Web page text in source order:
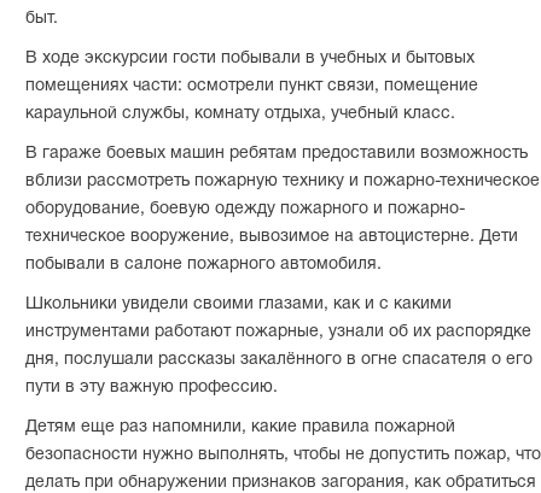
быт.
В ходе экскурсии гости побывали в учебных и бытовых
помещениях части: осмотрели пункт связи, помещение
караульной службы, комнату отдыха, учебный класс.
В гараже боевых машин ребятам предоставили возможность
вблизи рассмотреть пожарную технику и пожарно-техническое
оборудование, боевую одежду пожарного и пожарно-
техническое вооружение, вывозимое на автоцистерне. Дети
побывали в салоне пожарного автомобиля.
Школьники увидели своими глазами, как и с какими
инструментами работают пожарные, узнали об их распорядке
дня, послушали рассказы закалённого в огне спасателя о его
пути в эту важную профессию.
Детям еще раз напомнили, какие правила пожарной
безопасности нужно выполнять, чтобы не допустить пожар, что
делать при обнаружении признаков загорания, как обратиться